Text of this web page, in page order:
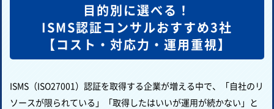
目的別に選べる！
ISMS認証コンサルおすすめ3社
【コスト・対応力・運用重視】
ISMS（ISO27001）認証を取得する企業が増える中で、「自社のリ
ソースが限られている」「取得したはいいが運用が続かない」と